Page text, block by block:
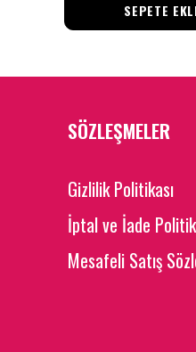
SEPETE
SÖZLEŞMELER
Gizlilik Politikası
İptal ve İade
Mesafeli Satış